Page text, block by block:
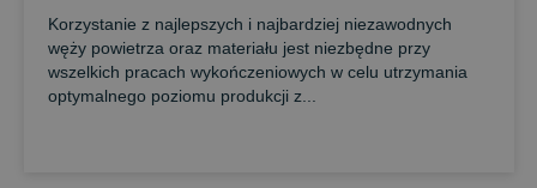
Korzystanie z najlepszych i najbardziej niezawodnych
węży powietrza oraz materiału jest niezbędne przy
wszelkich pracach wykończeniowych w celu utrzymania
optymalnego poziomu produkcji z...